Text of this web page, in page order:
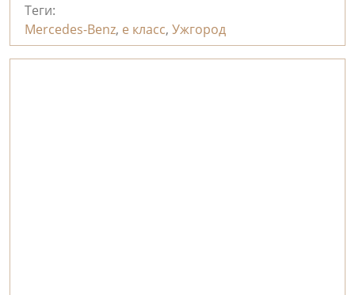
Теги:
Mercedes-Benz, е класс, Ужгород